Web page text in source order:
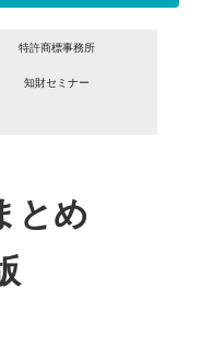
特許商標事務所
知財セミナー
とめ